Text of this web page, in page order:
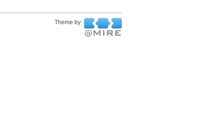
Theme by